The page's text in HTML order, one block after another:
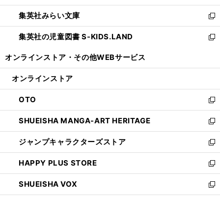
開
く
ウ
で
開
く
ン
ド
ウ
で
ウ
ィ
ン
ド
開
集英社みらい文庫
新
し
い
ン
ウ
で
開
く
集英社の児童図書 S-KIDS.LAND
新
ウ
ン
ド
ウ
で
開
く
オンラインストア・ その他WEBサービス
オンラインストア
OTO
新
し
い
ウ
ィ
ン
ド
ウ
で
開
SHUEISHA MANGA-ART HERITAGE
新
し
い
ウ
ィ
ン
ド
ウ
ジャンプキャラクターズストア
新
し
い
ウ
ィ
ン
HAPPY PLUS STORE
新
し
い
ウ
SHUEISHA VOX
新